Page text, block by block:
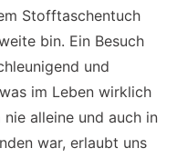
Stofftaschentuch
bin. Ein Besuch
und
im Leben wirklich
alleine und auch in
war, erlaubt uns